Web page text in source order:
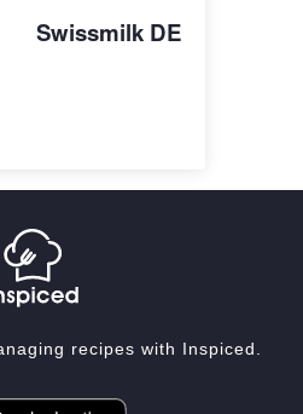
Swissmilk DE
recipes with Inspiced.